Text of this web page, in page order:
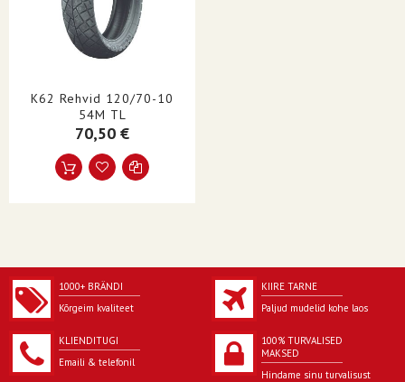
TORU TÜÜP
TURU SEGMENT
STIIL
TOOTE NIMI
K62 Rehvid 120/70-10
54M TL
70,50 €
1000+ BRÄNDI
Kõrgeim kvaliteet
KIIRE TARNE
Paljud mudelid kohe laos
KLIENDITUGI
Emaili & telefonil
100% TURVALISED
MAKSED
Hindame sinu turvalisust